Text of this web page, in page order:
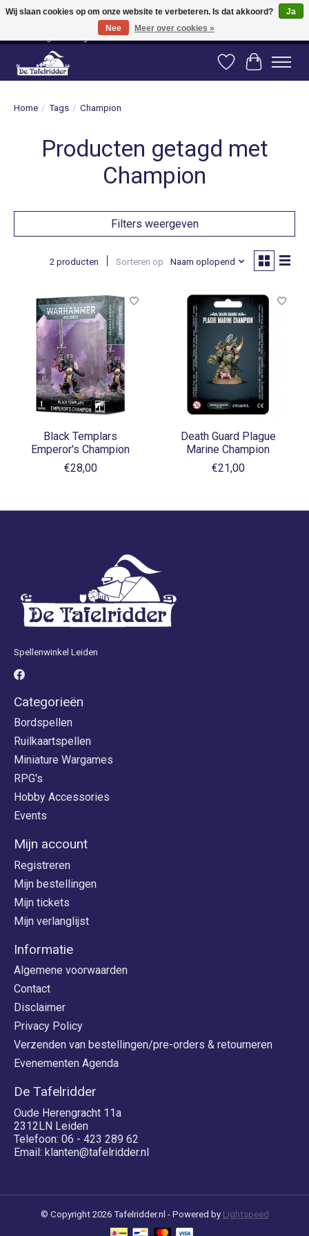
Vanaf 80 euro gratis verzending binnen Nederland! Vanaf 100 euro gratis
verzending naar België en Duitsland!
Verlanglijst
Home / Tags / Champion
Producten getagd met
Champion
Filters weergeven
2 producten Sorteren op Naam oplopend
Black Templars
Emperor's Champion
€28,00
Death Guard Plague
Marine Champion
€21,00
Spellenwinkel Leiden
Categorieën
Bordspellen
Ruilkaartspellen
Miniature Wargames
RPG's
Hobby Accessories
Events
Mijn account
Registreren
Mijn bestellingen
Mijn tickets
Mijn verlanglijst
Informatie
Algemene voorwaarden
Contact
Disclaimer
Privacy Policy
Verzenden van bestellingen/pre-orders & retourneren
Evenementen Agenda
De Tafelridder
Oude Herengracht 11a
2312LN Leiden
Telefoon: 06 - 423 289 62
Email: klanten@tafelridder.nl
© Copyright 2026 Tafelridder.nl - Powered by Lightspeed
Wij slaan cookies op om onze website te verbeteren. Is dat akkoord?
Ja
Nee
Meer over cookies »